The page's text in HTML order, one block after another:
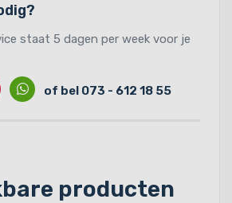
staat 5 dagen per week voor je
Whatssapp
of bel 073 - 612 18 55
producten